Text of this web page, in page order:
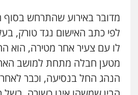
עו"ד שלי גורביץ –
משפט פלילי פשיעה
וחקירות צבאי
0544218336
משרד עורכי דין חן
פלילי דיני תעבורה
לפי כתב האישום נגד טורק,
לו עם צעיר אחר מטירה, הוא
מטען חבלה מתחת למושב
הנהג החל בנסיעה, וכבר